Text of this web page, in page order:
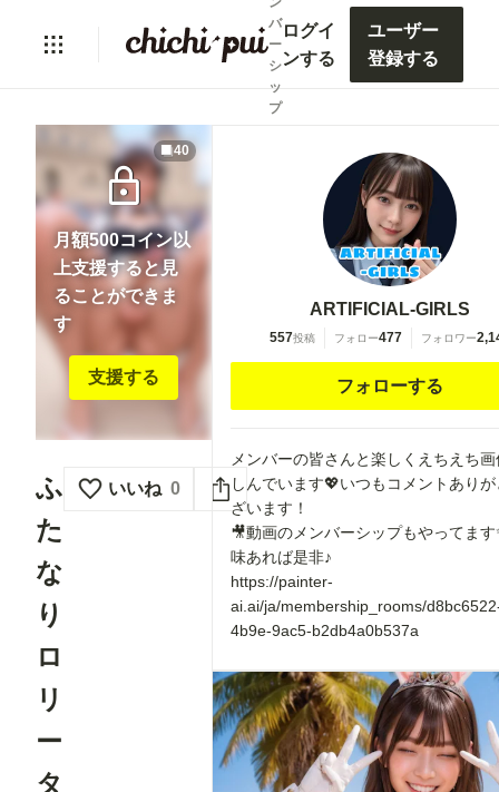
バ
ー
シ
ッ
プ
ログイ
ンする
ユーザー
登録する
lock
月額500コイン以
上支援すると見
ることができま
す
支援する
40
ふ
た
な
り
ロ
リ
ー
タ
いいね 0
ARTIFICIAL-GIRLS
557投稿 フォロー477 フォロワー
フォローする
メンバーの皆さんと楽しくえちえち
しんでいます💖いつもコメントあり
ざいます！
🎥動画のメンバーシップもやってます
味あれば是非♪
https://painter-
ai.ai/ja/membership_rooms/
4b9e-9ac5-b2db4a0b537a